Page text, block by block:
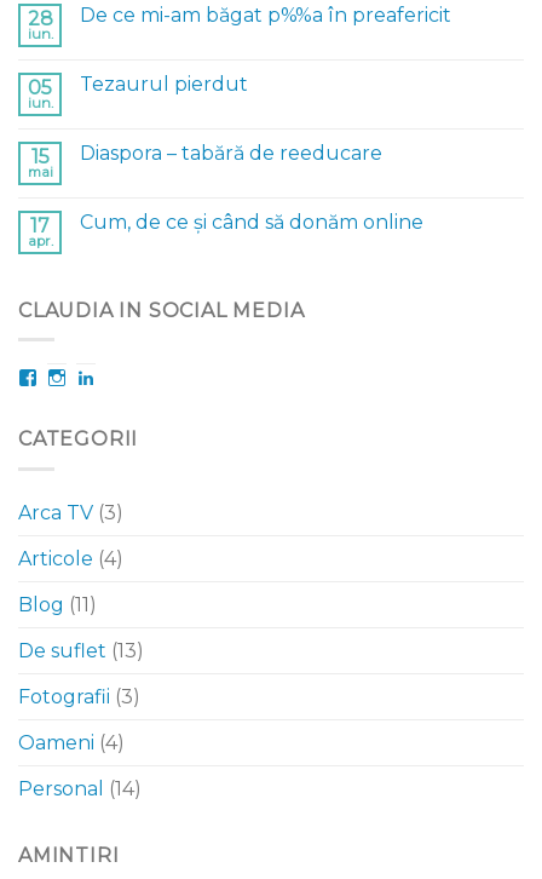
28
iun.
De ce mi-am băgat p%%a în preafericit
05
iun.
Tezaurul pierdut
15
mai
Diaspora – tabără de reeducare
17
apr.
Cum, de ce și când să donăm online
CLAUDIA IN SOCIAL MEDIA
FacebookInstagram
CATEGORII
Arca TV (3)
Articole (4)
Blog (11)
De suflet (13)
Fotografii (3)
Oameni (4)
Personal
(14)
AMINTIRI